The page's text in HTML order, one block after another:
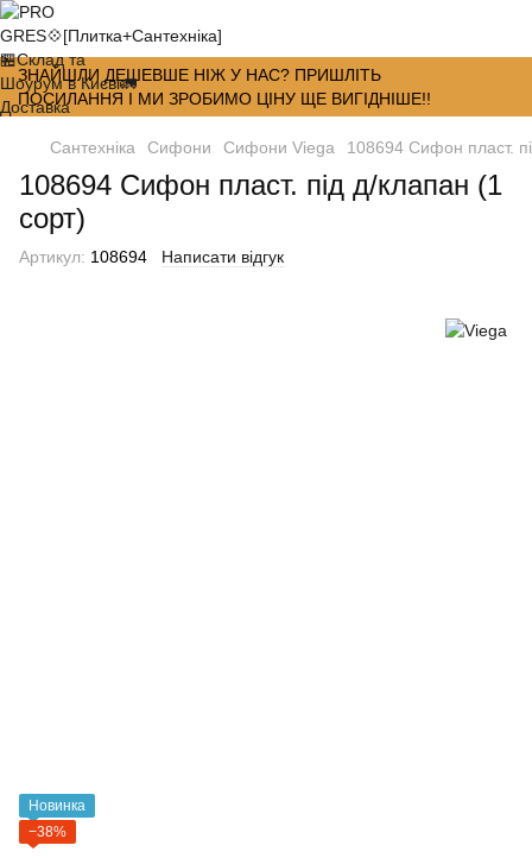
ЗНАЙШЛИ ДЕШЕВШЕ НІЖ У НАС? ПРИШЛІТЬ
ПОСИЛАННЯ І МИ ЗРОБИМО ЦІНУ ЩЕ ВИГІДНІШЕ!!
Сантехніка Сифони Сифони Viega 108694 Сифон пласт.
108694 Сифон пласт. під д/клапан (1
сорт)
Артикул: 108694 Написати відгук
Новинка
−38%